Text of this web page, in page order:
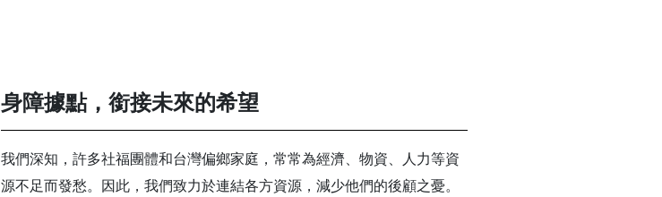
身障據點，銜接未來的希望
我們深知，許多社福團體和台灣偏鄉家庭，常常為經濟、物資、人力等資
源不足而發愁。因此，我們致力於連結各方資源，減少他們的後顧之憂。